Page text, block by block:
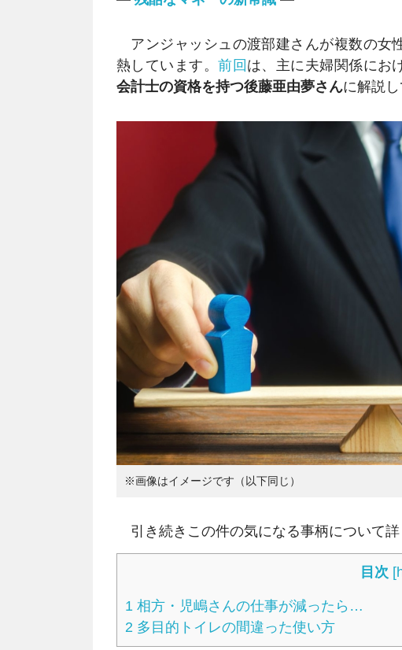
アンジャッシュの渡部建さんが複数の女
熱しています。前回 は、主に夫婦関係にお
会計士の資格を持つ後藤亜由夢さんに解説し
※画像はイメージです（以下同じ）
引き続きこの件の気になる事柄について詳
目次 [
1 相方・児嶋さんの仕事が減ったら…
2 多目的トイレの間違った使い方